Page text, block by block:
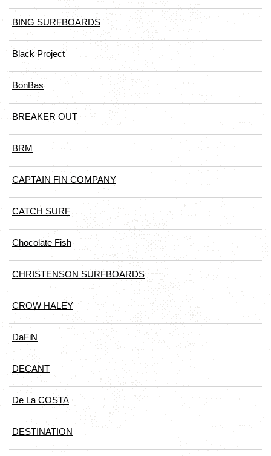
BING SURFBOARDS
Black Project
BonBas
BREAKER OUT
BRM
CAPTAIN FIN COMPANY
CATCH SURF
Chocolate Fish
CHRISTENSON SURFBOARDS
CROW HALEY
DaFiN
DECANT
De La COSTA
DESTINATION